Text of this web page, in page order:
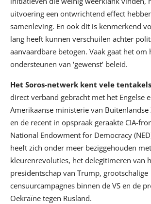
uitvoering een ontwrichtend effect
samenleving. En ook dit is kenmerkend
lang heeft kunnen verschuilen achter
aanvaardbare betogen. Vaak gaat het om
ondersteunen van ‘gewenst’ beleid.
Het Soros-netwerk kent vele
direct verband gebracht met het Engelse
Amerikaanse ministerie van Buitenlandse
en de recent in opspraak geraakte CIA-
National Endowment for Democracy
heeft zich onder meer beziggehouden met
kleurenrevoluties, het delegitimeren van
presidentschap van Trump, grootschalige
censuurcampagnes binnen de VS en de
Oekraïne tegen Rusland.